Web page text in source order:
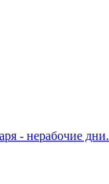
- нерабочие дни.